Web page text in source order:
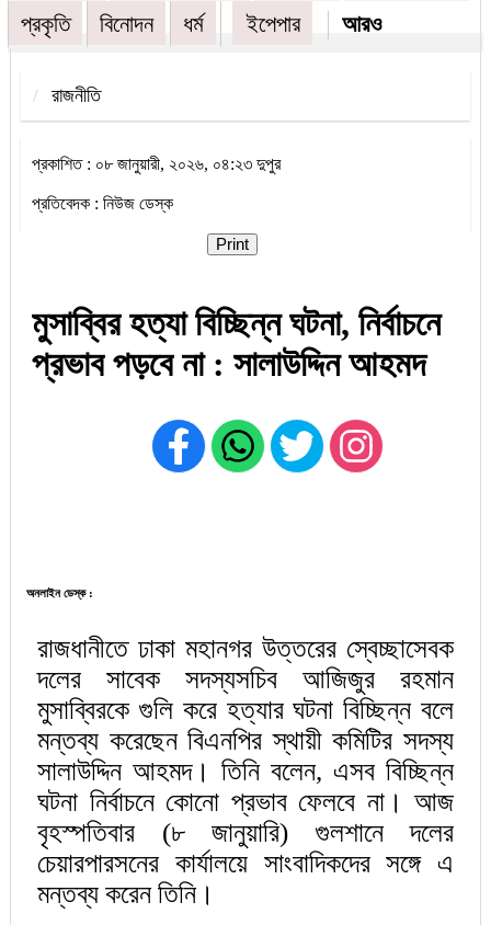
প্রকৃতি
বিনোদন ধর্ম ইপেপার আরও
রাজনীতি
প্রকাশিত : ০৮ জানুয়ারী, ২০২৬, ০৪:২৩ দুপুর
প্রতিবেদক : নিউজ ডেস্ক
Print
মুসাব্বির হত্যা বিচ্ছিন্ন ঘটনা, নির্বাচনে
প্রভাব পড়বে না : সালাউদ্দিন আহমদ
অনলাইন ডেস্ক :
রাজধানীতে ঢাকা মহানগর উত্তরের স্বেচ্ছাসেবক
দলের সাবেক সদস্যসচিব আজিজুর রহমান
মুসাব্বিরকে গুলি করে হত্যার ঘটনা বিচ্ছিন্ন বলে
মন্তব্য করেছেন বিএনপির স্থায়ী কমিটির সদস্য
সালাউদ্দিন আহমদ। তিনি বলেন, এসব বিচ্ছিন্ন
ঘটনা নির্বাচনে কোনো প্রভাব ফেলবে না। আজ
বৃহস্পতিবার (৮ জানুয়ারি) গুলশানে দলের
চেয়ারপারসনের কার্যালয়ে সাংবাদিকদের সঙ্গে এ
মন্তব্য করেন তিনি।